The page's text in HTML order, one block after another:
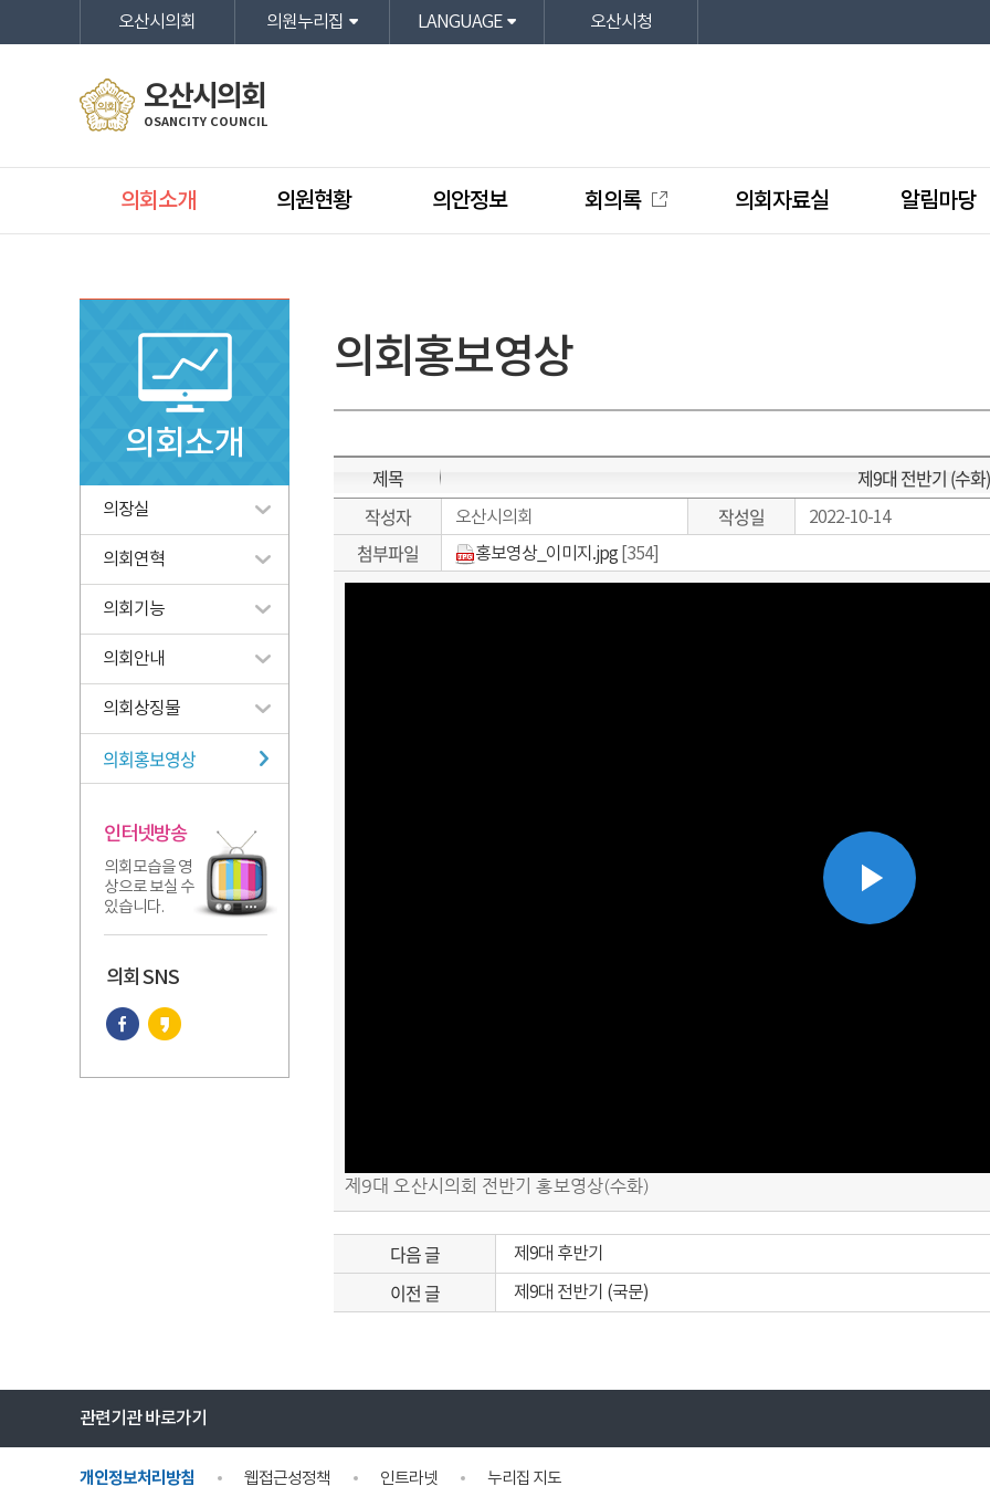
오산시의회 의원누리집 LANGUAGE 오산시청
오산시의회
OSANCITY COUNCIL
의회소개 의원현황 의안정보 회의록 의회자료실 알림마당
의회소개
의장실
의회연혁
의회기능
의회안내
의회상징물
의회홍보영상
인터넷방송
의회모습을 영
상으로 보실 수
있습니다.
의회 SNS
의회홍보영상
제목
제9대 전반기 (수화)
작성자
오산시의회 작성일 2022-10-14
첨부파일 홍보영상_이미지.jpg [354]
Play
제9대 오산시의회 전반기 홍보영상(수화)
다음 글 제9대 후반기
이전 글 제9대 전반기 (국문)
관련기관 바로가기
개인정보처리방침 웹접근성정책 인트라넷 누리집 지도